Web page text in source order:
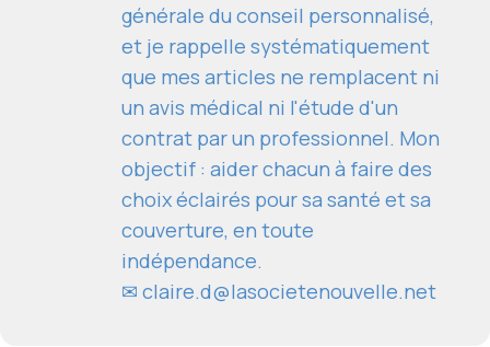
générale du conseil personnalisé,
et je rappelle systématiquement
que mes articles ne remplacent ni
un avis médical ni l'étude d'un
contrat par un professionnel. Mon
objectif : aider chacun à faire des
choix éclairés pour sa santé et sa
couverture, en toute
indépendance.
✉ claire.d@lasocietenouvelle.net